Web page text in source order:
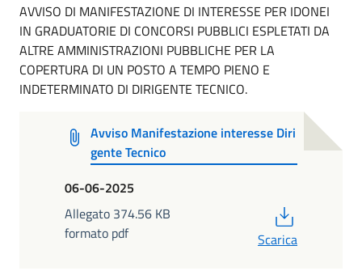
AVVISO DI MANIFESTAZIONE DI INTERESSE PER IDONEI
IN GRADUATORIE DI CONCORSI PUBBLICI ESPLETATI DA
ALTRE AMMINISTRAZIONI PUBBLICHE PER LA
COPERTURA DI UN POSTO A TEMPO PIENO E
INDETERMINATO DI DIRIGENTE TECNICO.
Avviso Manifestazione interesse Diri
gente Tecnico
06-06-2025
Allegato 374.56 KB
formato pdf
Scarica